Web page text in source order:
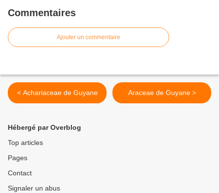
Commentaires
Ajouter un commentaire
< Achariaceae de Guyane Araceae de Guyane >
Hébergé par Overblog
Top articles
Pages
Contact
Signaler un abus